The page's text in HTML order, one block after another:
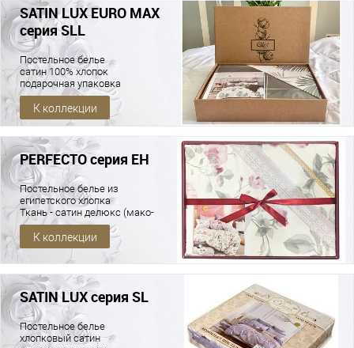
SATIN LUX EURO MAX
серия SLL
Постельное белье
сатин 100% хлопок
подарочная упаковка
К коллекции
PERFECTO серия EH
Постельное белье из
египетского хлопка
Ткань - сатин делюкс (мако-
сатин)
К коллекции
SATIN LUX серия SL
Постельное белье
хлопковый сатин